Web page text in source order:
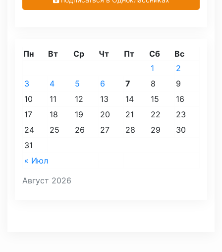
Август 2026
Пн Вт Ср Чт Пт Сб Вс
« Июл
1
2
3
4 5 6 7 8
9
10
11 12 13 14 15
16
17
18 19 20 21 22
23
24
25 26 27 28 29
30
31